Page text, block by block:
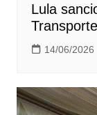
Lula
14/06/2026